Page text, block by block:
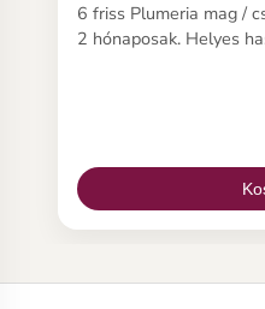
6 friss Plumeria mag /
2 hónaposak. Helyes
kezelési
belül csírázniuk kell.
plumeria magot, íme